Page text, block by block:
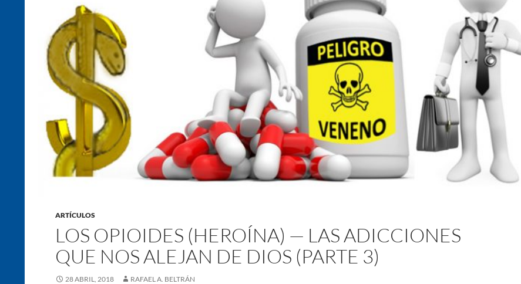
ARTÍCULOS
LOS OPIOIDES (HEROÍNA) — LAS ADICCIONES
QUE NOS ALEJAN DE DIOS (PARTE 3)
28 ABRIL, 2018 RAFAEL A. BELTRÁN